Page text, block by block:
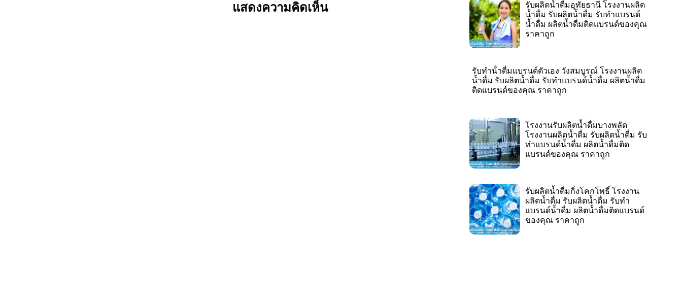
แสดงความคิดเห็น
รับผลิตน้ำดื่มอุทัยธานี โรงงานผลิต
น้ำดื่ม รับผลิตน้ำดื่ม รับทำแบรนด์
น้ำดื่ม ผลิตน้ำดื่มติดแบรนด์ของคุณ
ราคาถูก
รับทําน้ําดื่มแบรนด์ตัวเอง วังสมบูรณ์ โรงงานผลิต
น้ำดื่ม รับผลิตน้ำดื่ม รับทำแบรนด์น้ำดื่ม ผลิตน้ำดื่ม
ติดแบรนด์ของคุณ ราคาถูก
โรงงานรับผลิตน้ำดื่มบางพลัด
โรงงานผลิตน้ำดื่ม รับผลิตน้ำดื่ม รับ
ทำแบรนด์น้ำดื่ม ผลิตน้ำดื่มติด
แบรนด์ของคุณ ราคาถูก
รับผลิตน้ำดื่มกิ่งโคกโพธิ์ โรงงาน
ผลิตน้ำดื่ม รับผลิตน้ำดื่ม รับทำ
แบรนด์น้ำดื่ม ผลิตน้ำดื่มติดแบรนด์
ของคุณ ราคาถูก